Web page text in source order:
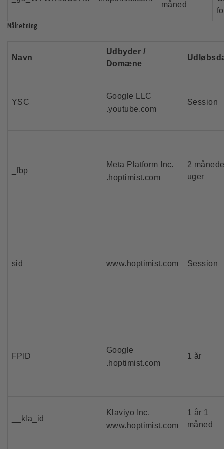
måned
Målretning
Navn
Udbyder /
Domæne
YSC
Google LLC
.youtube.com
Session
_fbp
Meta Platform Inc.
.hoptimist.com
2
uger
sid www.hoptimist.com Session
FPID
Google
.hoptimist.com
1 år
__kla_id
Klaviyo Inc.
www.hoptimist.com
1 år 1
måned